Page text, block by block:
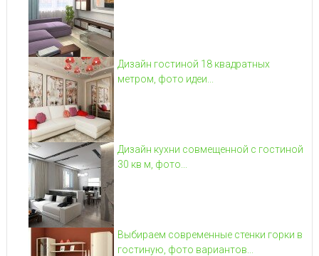
Дизайн гостиной 18 квадратных
метром, фото идеи...
Дизайн кухни совмещенной с гостиной
30 кв м, фото...
Выбираем современные стенки горки в
гостиную, фото вариантов...